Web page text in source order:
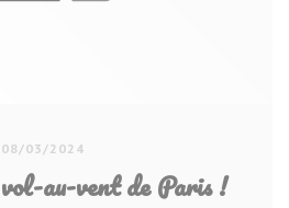
08/03/2024
au-vent de Paris !